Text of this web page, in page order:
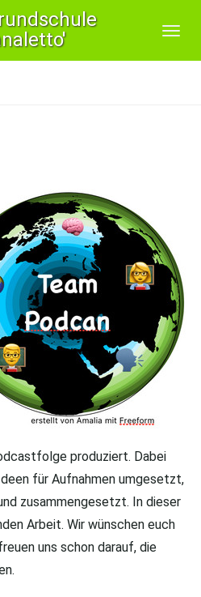
produziert. Dabei
für Aufnahmen umgesetzt,
zusammengesetzt. In dieser
Arbeit. Wir wünschen euch
uns schon darauf, die